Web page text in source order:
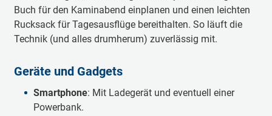
Buch für den Kaminabend einplanen und einen leichten
Rucksack für Tagesausflüge bereithalten. So läuft die
Technik (und alles drumherum) zuverlässig mit.
Geräte und Gadgets
Smartphone: Mit Ladegerät und eventuell einer
Powerbank.